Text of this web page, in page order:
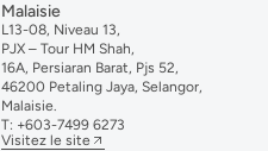
Malaisie
L13-08, Niveau 13,
PJX – Tour HM Shah,
16A, Persiaran Barat, Pjs 52,
46200 Petaling Jaya, Selangor,
Malaisie.
T: +603-7499 6273
Visitez le site